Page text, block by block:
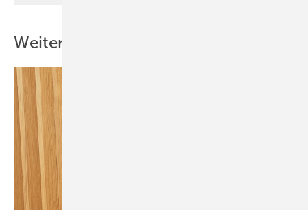
Weitere Inhalte